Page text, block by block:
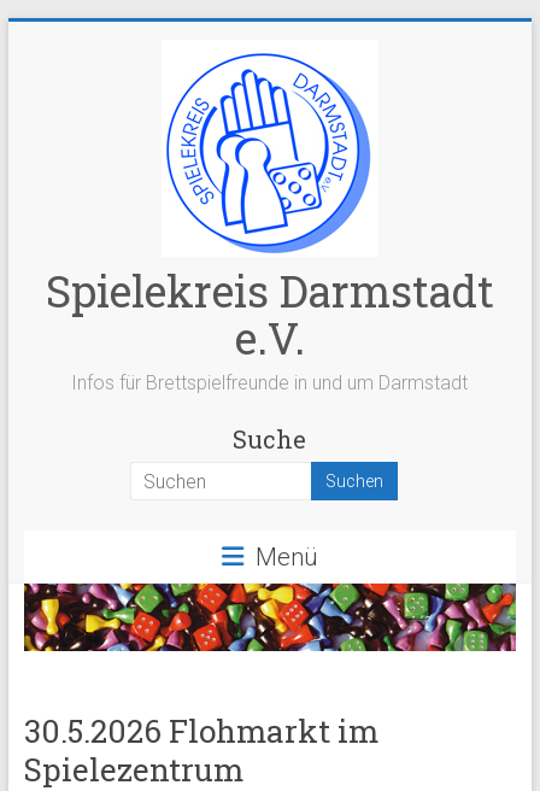
Spielekreis Darmstadt
e.V.
Infos für Brettspielfreunde in und um Darmstadt
Suche
Menü
30.5.2026 Flohmarkt im
Spielezentrum